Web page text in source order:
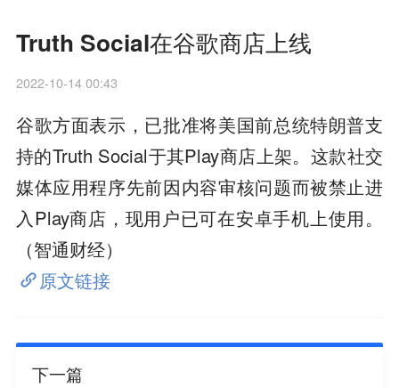
Truth Social在谷歌商店上线
2022-10-14 00:43
谷歌方面表示，已批准将美国前总统特朗普支
持的Truth Social于其Play商店上架。这款社交
媒体应用程序先前因内容审核问题而被禁止进
入Play商店，现用户已可在安卓手机上使用。
（智通财经）
原文链接
下一篇